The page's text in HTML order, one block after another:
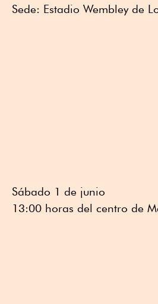
Sede: Estadio Wembley de
Sábado 1 de junio
13:00 horas del centro de